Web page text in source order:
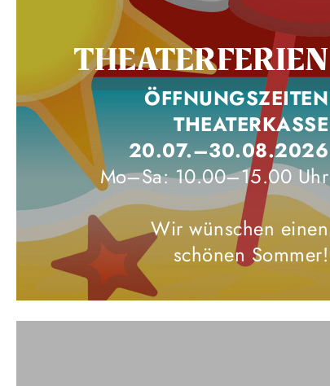
THEATERFERIEN
ÖFFNUNGSZEITEN
THEATERKASSE
20.07.–30.08.2026
Mo–Sa: 10.00–15.00 Uhr
Wir wünschen einen
schönen Sommer!